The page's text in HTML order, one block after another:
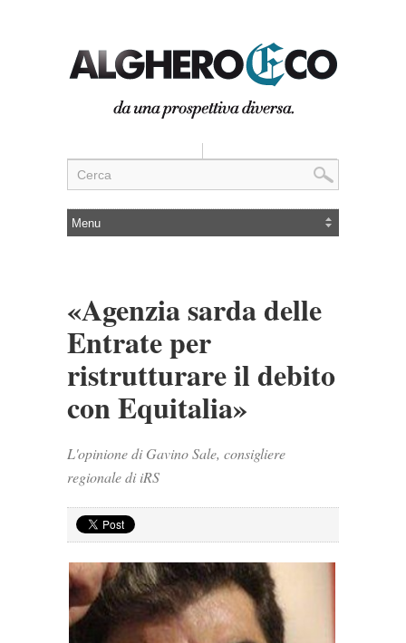
«Agenzia sarda delle
Entrate per
ristrutturare il debito
con Equitalia»
L'opinione di Gavino Sale, consigliere
regionale di iRS